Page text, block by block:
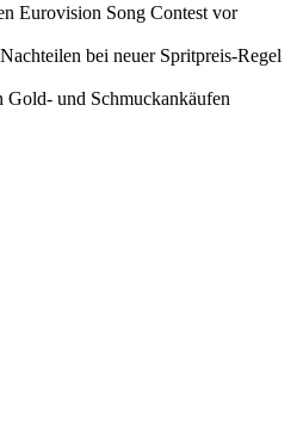
Eurovision Song Contest vor
bei neuer Spritpreis-Regel
Gold- und Schmuckankäufen